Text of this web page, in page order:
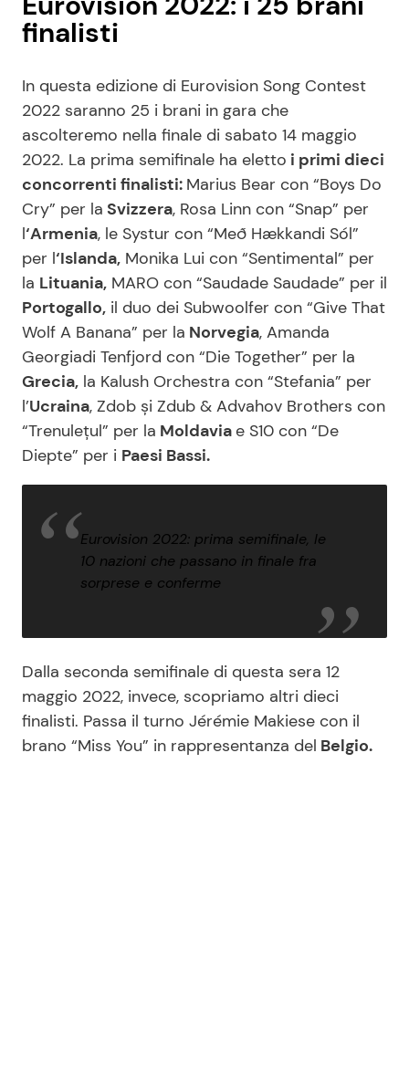
finalisti
In questa edizione di Eurovision Song Contest
2022 saranno 25 i brani in gara che
ascolteremo nella finale di sabato 14 maggio
2022. La prima semifinale ha eletto i primi dieci
concorrenti finalisti: Marius Bear con “Boys Do
Cry” per la Svizzera, Rosa Linn con “Snap” per
l‘Armenia, le Systur con “Með Hækkandi Sól”
per l‘Islanda, Monika Lui con “Sentimental” per
la Lituania, MARO con “Saudade Saudade” per il
Portogallo, il duo dei Subwoolfer con “Give That
Wolf A Banana” per la Norvegia, Amanda
Georgiadi Tenfjord con “Die Together” per la
Grecia, la Kalush Orchestra con “Stefania” per
l’Ucraina, Zdob și Zdub & Advahov Brothers con
“Trenulețul” per la Moldavia e S10 con “De
Diepte” per i Paesi Bassi.
Eurovision 2022: prima semifinale, le
10 nazioni che passano in finale fra
sorprese e conferme
Dalla seconda semifinale di questa sera 12
maggio 2022, invece, scopriamo altri dieci
finalisti. Passa il turno Jérémie Makiese con il
brano “Miss You” in rappresentanza del Belgio.